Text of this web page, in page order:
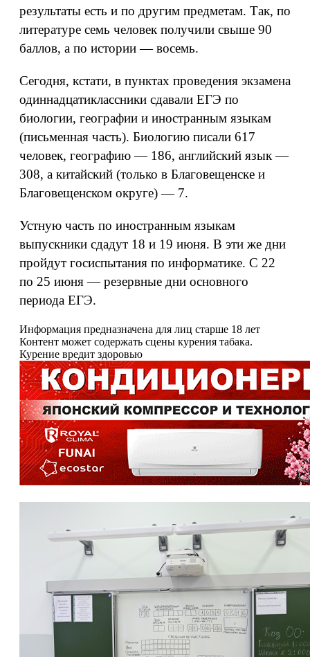
результаты есть и по другим предметам. Так, по
литературе семь человек получили свыше 90
баллов, а по истории — восемь.
Сегодня, кстати, в пунктах проведения экзамена
одиннадцатиклассники сдавали ЕГЭ по
биологии, географии и иностранным языкам
(письменная часть). Биологию писали 617
человек, географию — 186, английский язык —
308, а китайский (только в Благовещенске и
Благовещенском округе) — 7.
Устную часть по иностранным языкам
выпускники сдадут 18 и 19 июня. В эти же дни
пройдут госиспытания по информатике. С 22
по 25 июня — резервные дни основного
периода ЕГЭ.
Информация предназначена для лиц старше 18 лет
Контент может содержать сцены курения табака.
Курение вредит здоровью